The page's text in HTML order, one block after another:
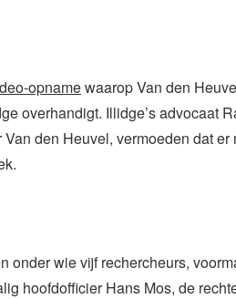
opnamewaarop Van den
overhandigt. Illidge’s advocaat
den Heuvel, vermoeden dat er
onder wie vijf rechercheurs,
hoofdofficier Hans Mos, de